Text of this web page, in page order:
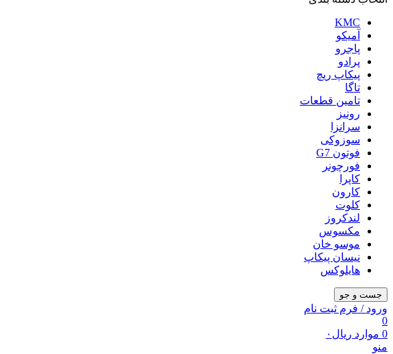
KMC
آمیکو
پاجرو
پرادو
پیکاپ ریچ
تاگا
تامین قطعات
رونیز
سرانزا
سوزوکی
فوتون G7
فورچونر
کاپرا
کارون
کلوت
لندکروز
مکسوس
موسو خان
نیسان پیکاپ
هایلوکس
جست و جو
ورود / فرم ثبت نام
0
0 موارد ریال ۰
منو